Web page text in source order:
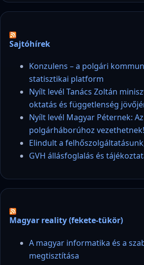
Sajtóhírek
Konzulens – a polgári
statisztikai platform
Nyílt levél Tanács Zoltán
oktatás és függetlenség
Nyílt levél Magyar Péternek:
polgárháborúhoz vezethetnek!
Elindult a
GVH állásfoglalás és
Magyar reality (fekete-tükör)
A magyar informatika és a
megtisztítása